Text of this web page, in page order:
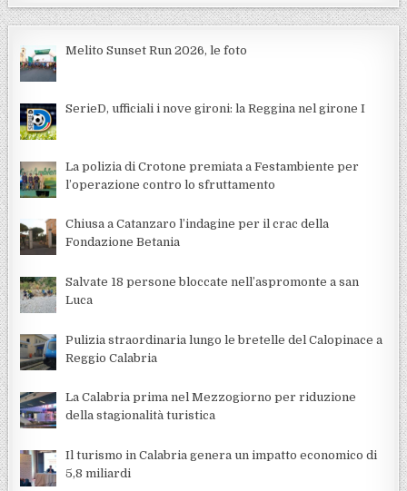
Melito Sunset Run 2026, le foto
SerieD, ufficiali i nove gironi: la Reggina nel girone I
La polizia di Crotone premiata a Festambiente per
l’operazione contro lo sfruttamento
Chiusa a Catanzaro l’indagine per il crac della
Fondazione Betania
Salvate 18 persone bloccate nell’aspromonte a san
Luca
Pulizia straordinaria lungo le bretelle del Calopinace a
Reggio Calabria
La Calabria prima nel Mezzogiorno per riduzione
della stagionalità turistica
Il turismo in Calabria genera un impatto economico di
5,8 miliardi